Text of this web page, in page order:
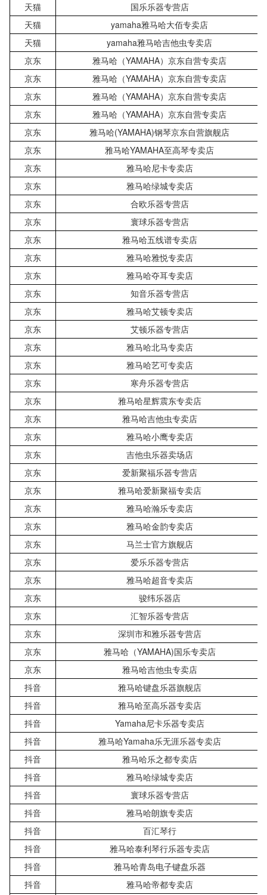
天猫
国乐乐器专营店
天猫
yamaha雅马哈大佰专卖店
天猫
yamaha雅马哈吉他虫专卖店
京东
雅马哈（YAMAHA）京东自营专卖店
京东
雅马哈（YAMAHA）京东自营专卖店
京东
雅马哈（YAMAHA）京东自营专卖店
京东
雅马哈（YAMAHA）京东自营专卖店
京东
雅马哈(YAMAHA)钢琴京东自营旗舰店
京东
雅马哈YAMAHA至高琴专卖店
京东
雅马哈尼卡专卖店
京东
雅马哈绿城专卖店
京东
合欧乐器专营店
京东
寰球乐器专营店
京东
雅马哈五线谱专卖店
京东
雅马哈雅悦专卖店
京东
雅马哈夺耳专卖店
京东
知音乐器专营店
京东
雅马哈艾顿专卖店
京东
艾顿乐器专营店
京东
雅马哈北马专卖店
京东
雅马哈艺可专卖店
京东
寒舟乐器专营店
京东
雅马哈星辉震东专卖店
京东
雅马哈吉他虫专卖店
京东
雅马哈小鹰专卖店
京东
吉他虫乐器卖场店
京东
爱新聚福乐器专营店
京东
雅马哈爱新聚福专卖店
京东
雅马哈瀚乐专卖店
京东
雅马哈金韵专卖店
京东
马兰士官方旗舰店
京东
爱乐乐器专营店
京东
雅马哈超音专卖店
京东
骏纬乐器店
京东
汇智乐器专营店
京东
深圳市和雅乐器专营店
京东
雅马哈（YAMAHA)国乐专卖店
京东
雅马哈吉他虫专卖店
抖音
雅马哈键盘乐器旗舰店
抖音
雅马哈至高乐器专卖店
抖音
Yamaha尼卡乐器专卖店
抖音
雅马哈Yamaha乐无涯乐器专卖店
抖音
雅马哈乐之都专卖店
抖音
雅马哈绿城专卖店
抖音
寰球乐器专营店
抖音
雅马哈朗旗专卖店
抖音
百汇琴行
抖音
雅马哈泰利琴行乐器专卖店
抖音
雅马哈青岛电子键盘乐器
抖音
雅马哈帝都专卖店